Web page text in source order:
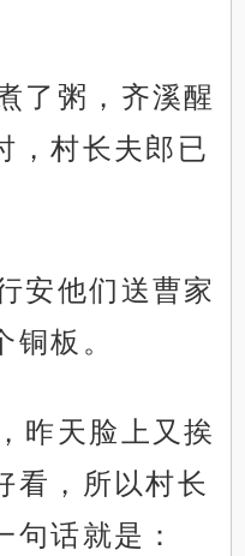
了粥，齐溪醒
，村长夫郎已
安他们送曹家
板。
昨天脸上又挨
看，所以村长
句话就是：